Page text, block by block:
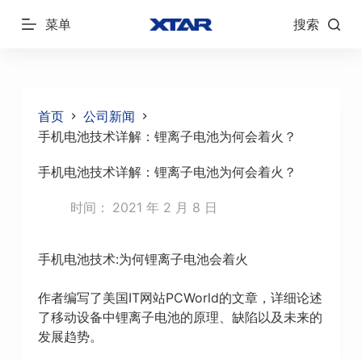
跳
菜单 搜索
首页
公司新闻
手机电池技术详解：锂离子电池为何会着火？
手机电池技术详解：锂离子电池为何会着火？
时间： 2021 年 2 月 8 日
手机电池技术:为何锂离子电池会着火
作者编写了美国IT网站PCWorld的文章，详细论述
了移动设备中锂离子电池的原理、缺陷以及未来的
发展趋势。